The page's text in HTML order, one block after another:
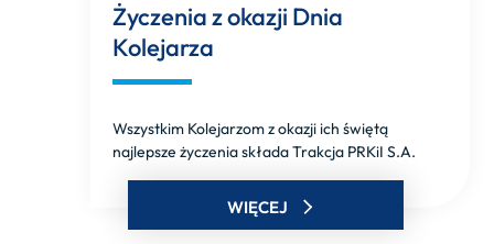
Życzenia z okazji Dnia
Kolejarza
Wszystkim Kolejarzom z okazji ich świętą
najlepsze życzenia składa Trakcja PRKiI S.A.
WIĘCEJ